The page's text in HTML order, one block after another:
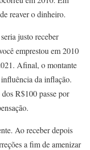
reaver o dinheiro.
justo receber
emprestou em 2010
Afinal, o montante
da inflação.
R$100 passe por
Ao receber depois
a fim de amenizar